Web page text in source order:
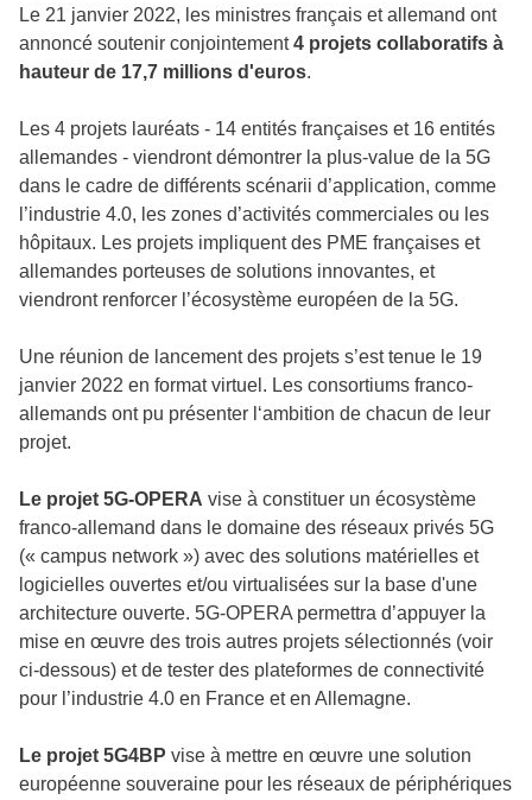
Le 21 janvier 2022, les ministres français et allemand ont
annoncé soutenir conjointement4 projets collaboratifs à
hauteur de 17,7 millions d'euros.
Les 4 projets lauréats - 14 entités françaises et 16 entités
allemandes - viendront démontrer la plus-value de la 5G
dans le cadre de différents scénarii d’application, comme
l’industrie 4.0, les zones d’activités commerciales ou les
hôpitaux. Les projets impliquent des PME françaises et
allemandes porteuses de solutions innovantes, et
viendront renforcer l’écosystème européen de la 5G.
Une réunion de lancement des projets s’est tenue le 19
janvier 2022 en format virtuel. Les consortiums franco-
allemands ont pu présenter l‘ambition de chacun de leur
projet.
Le projet 5G-OPERA vise à constituer un écosystème
franco-allemand dans le domaine des réseaux privés 5G
(« campus network ») avec des solutions matérielles et
logicielles ouvertes et/ou virtualisées sur la base d'une
architecture ouverte. 5G-OPERA permettra d’appuyer la
mise en œuvre des trois autres projets sélectionnés (voir
ci-dessous) et de tester des plateformes de connectivité
pour l’industrie 4.0 en France et en Allemagne.
Le projet 5G4BP vise à mettre en œuvre une solution
européenne souveraine pour les réseaux de périphériques